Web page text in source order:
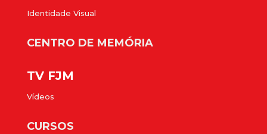
Identidade Visual
CENTRO DE MEMÓRIA
TV FJM
Vídeos
CURSOS